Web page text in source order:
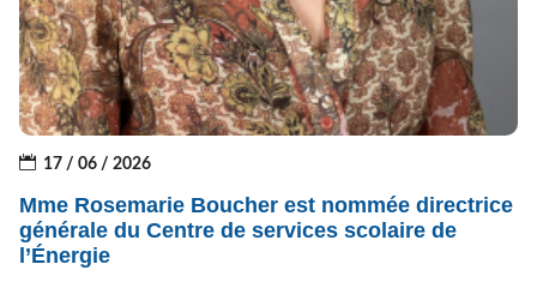
17 / 06 / 2026
Mme Rosemarie Boucher est nommée directrice
générale du Centre de services scolaire de
l’Énergie